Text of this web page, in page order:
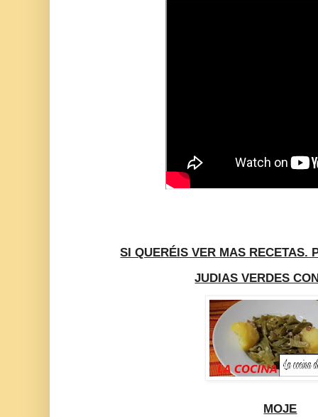
SI QUERÉIS VER MAS RECETAS.
JUDIAS VERDES
MOJE